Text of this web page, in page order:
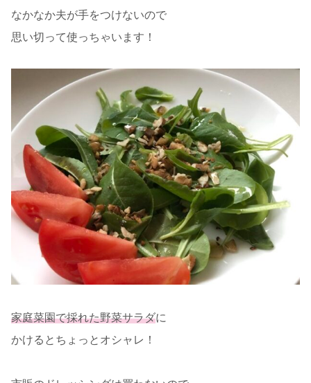
なかなか夫が手をつけないので
思い切って使っちゃいます！
家庭菜園で採れた野菜サラダに
かけるとちょっとオシャレ！